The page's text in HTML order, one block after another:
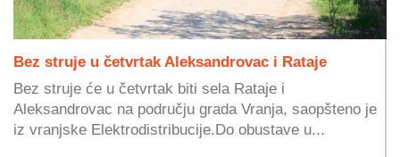
Bez struje u četvrtak Aleksandrovac i Rataje
Bez struje će u četvrtak biti sela Rataje i
Aleksandrovac na području grada Vranja, saopšteno je
iz vranjske Elektrodistribucije.Do obustave u...